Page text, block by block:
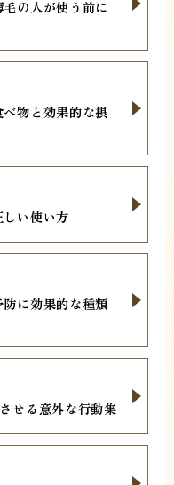
の人が使う前に
物と効果的な摂
い使い方
に効果的な種類
せる意外な行動集